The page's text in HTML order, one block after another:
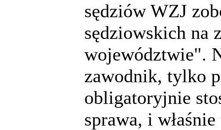
sędziów WZJ
sędziowskich na
województwie".
zawodnik, tylko
obligatoryjnie
sprawa, i